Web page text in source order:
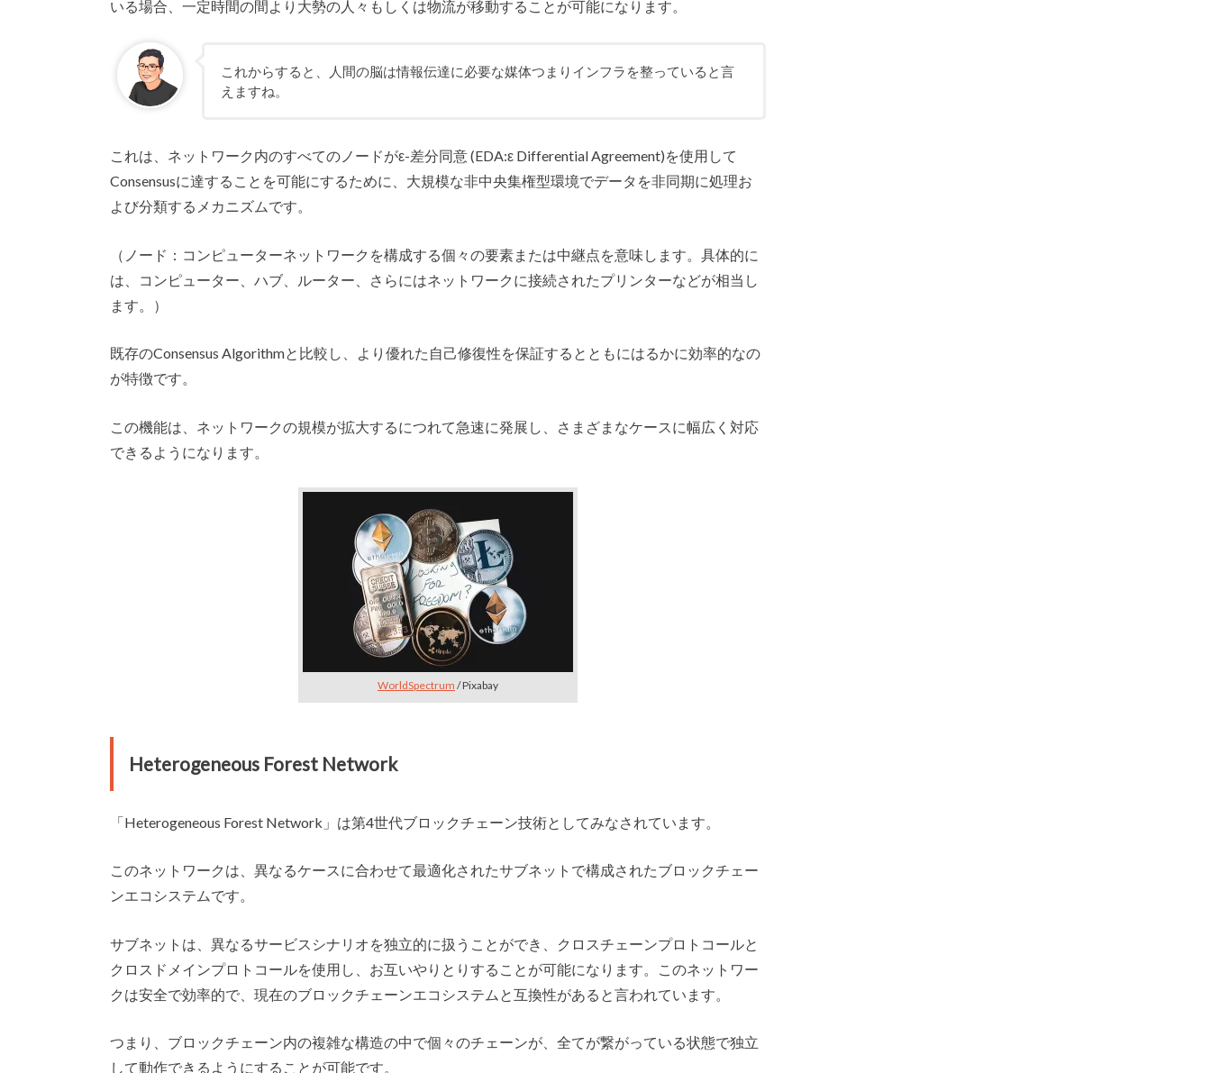
いる場合、一定時間の間より大勢の人々もしくは物流が移動することが可能になります。
これからすると、人間の脳は情報伝達に必要な媒体つまりインフラを整っていると言
えますね。
これは、ネットワーク内のすべてのノードがε-差分同意 (EDA:ε Differential Agreement)を使用して
Consensusに達することを可能にするために、大規模な非中央集権型環境でデータを非同期に処理お
よび分類するメカニズムです。
（ノード：コンピューターネットワークを構成する個々の要素または中継点を意味します。具体的に
は、コンピューター、ハブ、ルーター、さらにはネットワークに接続されたプリンターなどが相当し
ます。）
既存のConsensus Algorithmと比較し、より優れた 自己修復性を保証するとともにはるかに効率的なの
が特徴です。
この機能は、ネットワークの規模が拡大するにつれて急速に発展し、さまざまなケースに幅広く対応
できるようになります。
WorldSpectrum / Pixabay
Heterogeneous Forest Network
「Heterogeneous Forest Network」は第4世代ブロックチェーン技術としてみなされています。
このネットワークは、異なるケースに合わせて最適化されたサブネットで構成されたブロックチェー
ンエコシステムです。
サブネットは、異なるサービスシナリオを独立的に扱うことができ、クロスチェーンプロトコールと
クロスドメインプロトコールを使用し、お互いやりとりすることが可能になります。このネットワー
クは安全で効率的で、現在のブロックチェーンエコシステムと互換性があると言われています。
つまり、ブロックチェーン内の複雑な構造の中で個々のチェーンが、全てが繋がっている状態で独立
して動作できるようにすることが可能です。